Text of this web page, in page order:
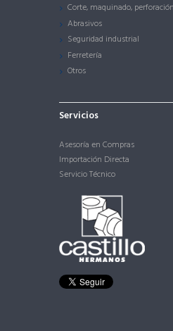
Corte, maquinado, perforación
Abrasivos
Seguridad industrial
Ferretería
Otros
Servicios
Asesoría en Compras
Importación Directa
Servicio Técnico